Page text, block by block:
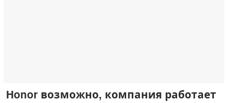
Honor возможно, компания работает